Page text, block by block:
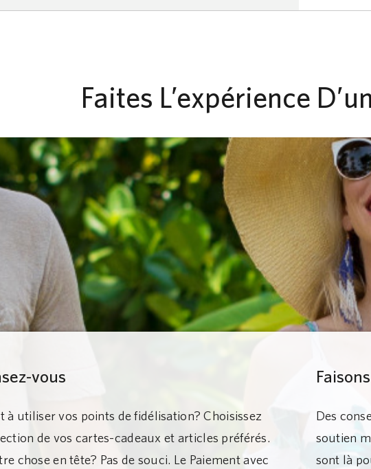
Faites L’expérience
vous
à utiliser vos points de fidélisation? Choisissez
de vos cartes-cadeaux et articles préférés.
chose en tête? Pas de souci. Le Paiement avec
Des
soutien
sont là